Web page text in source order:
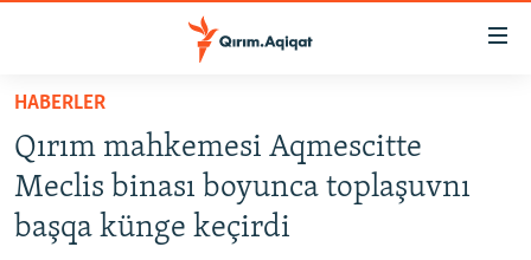
Esas
qaytmaq
Baş
navigatsiyağa
qaytmaq
SİYASET
İQTİSADİYAT
HABERLER
Qırım mahkemesi Aqmescitte
Meclis binası boyunca toplaşuvnı
başqa künge keçirdi